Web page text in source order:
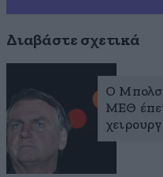
Διαβάστε σχετικά
Ο
ΜΕΘ